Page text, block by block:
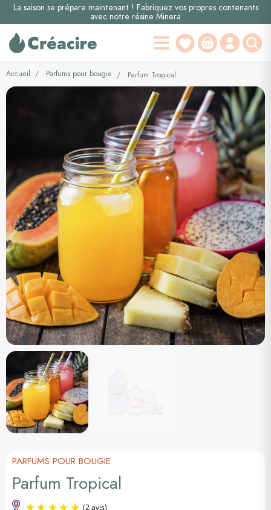
La saison se prépare maintenant ! Fabriquez vos propres contenants
avec notre résine Minera
Accueil Parfums pour bougie Parfum Tropical
Précédent
keyboard_arrow_left keyboard_arrow_right
PARFUMS POUR BOUGIE
Parfum Tropical